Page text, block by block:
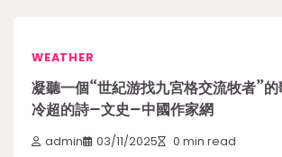
WEATHER
凝聽一個“世紀游找九宮格交流牧者”
冷超的詩–文史–中國作家網
admin 03/11/2025 0 min read